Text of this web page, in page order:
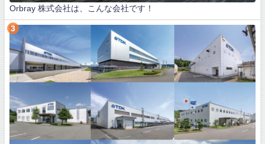
Orbray 株式会社は、こんな会社です！